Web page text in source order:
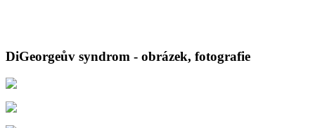
DiGeorgeův syndrom - obrázek, fotografie